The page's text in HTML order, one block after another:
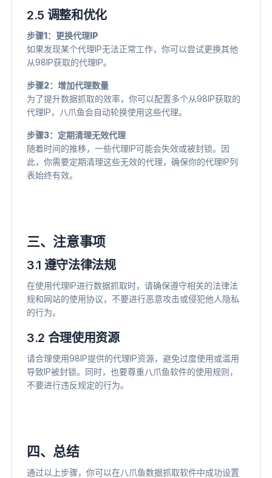
2.5 调整和优化
步骤1：更换代理IP
如果发现某个代理IP无法正常工作，你可以尝试更换其他
从98IP获取的代理IP。
步骤2：增加代理数量
为了提升数据抓取的效率，你可以配置多个从98IP获取的
代理IP，八爪鱼会自动轮换使用这些代理。
步骤3：定期清理无效代理
随着时间的推移，一些代理IP可能会失效或被封锁。因
此，你需要定期清理这些无效的代理，确保你的代理IP列
表始终有效。
三、注意事项
3.1 遵守法律法规
在使用代理IP进行数据抓取时，请确保遵守相关的法律法
规和网站的使用协议，不要进行恶意攻击或侵犯他人隐私
的行为。
3.2 合理使用资源
请合理使用98IP提供的代理IP资源，避免过度使用或滥用
导致IP被封锁。同时，也要尊重八爪鱼软件的使用规则，
不要进行违反规定的行为。
四、总结
通过以上步骤，你可以在八爪鱼数据抓取软件中成功设置